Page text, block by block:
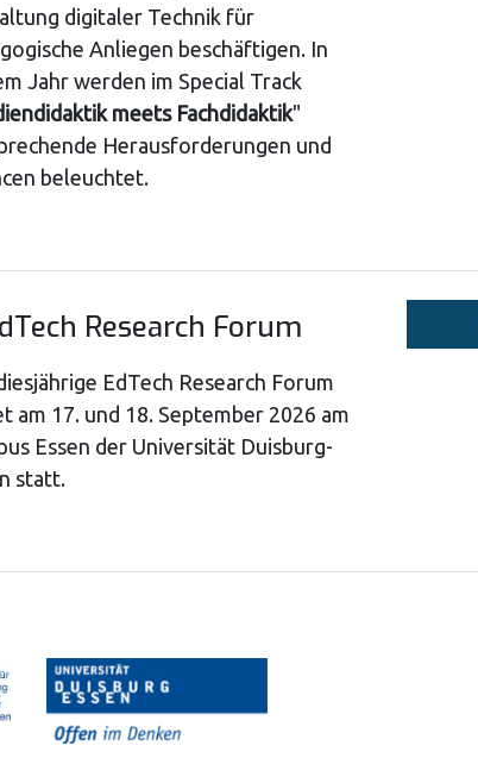
digitaler Technik für
Anliegen beschäftigen. In
Jahr werden im Special Track
meets Fachdidaktik"
Herausforderungen und
beleuchtet.
Research Forum
EdTech Research Forum
am 17. und 18. September 2026 am
Essen der Universität Duisburg-
statt.